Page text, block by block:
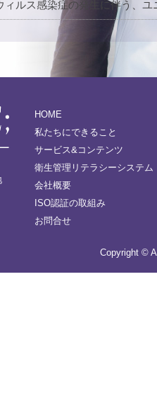
HOME
私たちにできること
サービス&コンテンツ
衛生管理リテラシーシステム
会社概要
ISO認証の取組み
お問合せ
Copyright ©